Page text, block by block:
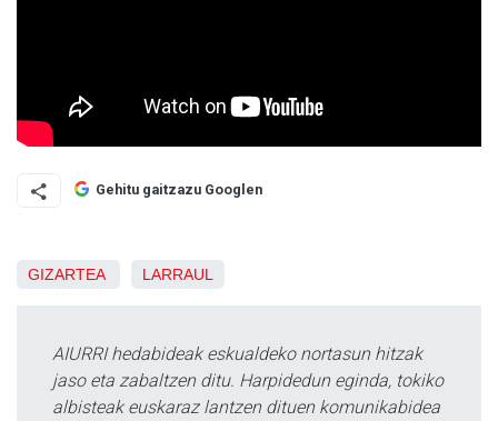
Gehitu gaitzazu Googlen
GIZARTEA LARRAUL
AIURRI hedabideak eskualdeko nortasun hitzak
jaso eta zabaltzen ditu. Harpidedun eginda, tokiko
albisteak euskaraz lantzen dituen komunikabidea